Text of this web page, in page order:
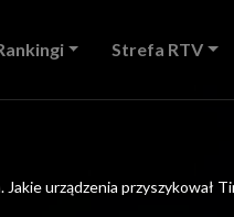
Strefa RTV
urządzenia przyszykował